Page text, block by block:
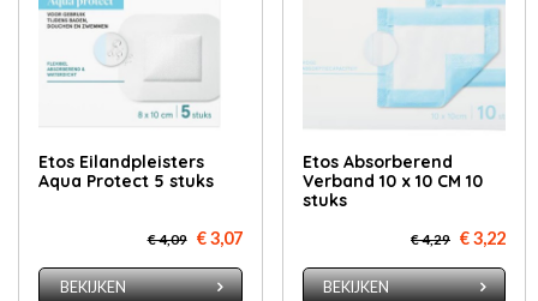
Etos Eilandpleisters
Aqua Protect 5 stuks
€ 4,09 € 3,07
BEKIJKEN
Etos Absorberend
Verband 10 x 10 CM 10
stuks
€ 4,29 € 3,22
BEKIJKEN